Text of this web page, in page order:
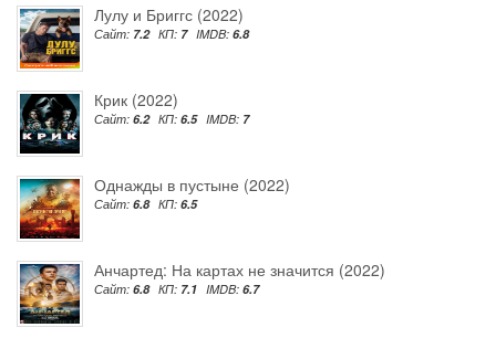
Лулу и Бриггс (2022)
Сайт: 7.2 КП: 7 IMDB: 6.8
Крик (2022)
Сайт: 6.2 КП: 6.5 IMDB: 7
Однажды в пустыне (2022)
Сайт: 6.8 КП: 6.5
Анчартед: На картах не значится (2022)
Сайт: 6.8 КП: 7.1 IMDB: 6.7